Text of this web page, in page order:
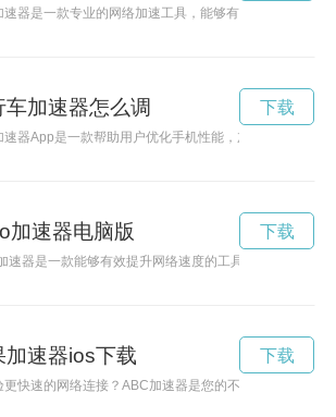
速器是一款专业的网络加速工具，能够有效提升网络速
车加速器怎么调
速器App是一款帮助用户优化手机性能，加快手机运行速
下载
加速器电脑版
速器是一款能够有效提升网络速度的工具，通过官网下
下载
加速器ios下载
更快速的网络连接？ABC加速器是您的不二选择！本文
下载